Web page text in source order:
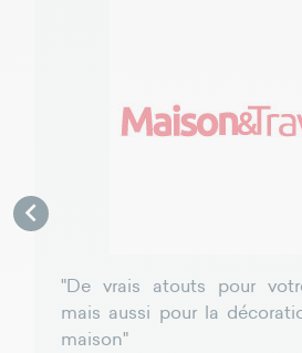

"De vrais atouts pour
mais aussi pour la
maison"